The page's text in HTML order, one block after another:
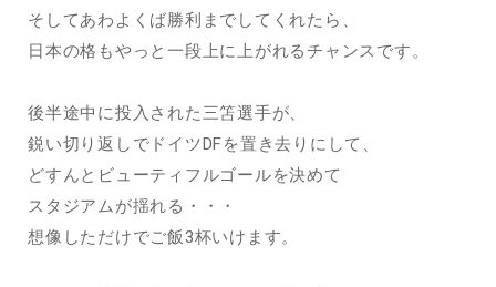
そしてあわよくば勝利までしてくれたら、
日本の格もやっと一段上に上がれるチャンスです。
後半途中に投入された三笘選手が、
鋭い切り返しでドイツDFを置き去りにして、
どすんとビューティフルゴールを決めて
スタジアムが揺れる・・・
想像しただけでご飯3杯いけます。